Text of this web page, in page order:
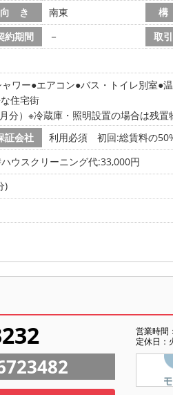
向 き 南東
約期間 － 取
ャワー エアコン バス・トイレ別室
住宅街
分）※冷蔵庫・照明設置の場合は残置
証会社
利用必須 初回:総賃料の
ウスクリーニング代:33,000円
)
営業時間
定休日：